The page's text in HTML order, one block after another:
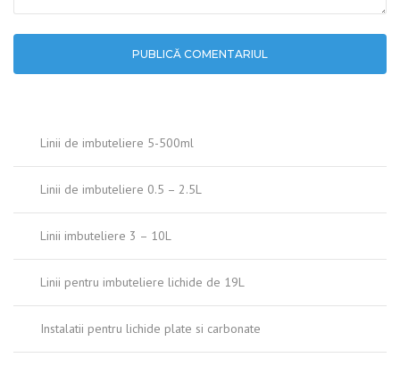
Linii de imbuteliere 5-500ml
Linii de imbuteliere 0.5 – 2.5L
Linii imbuteliere 3 – 10L
Linii pentru imbuteliere lichide de 19L
Instalatii pentru lichide plate si carbonate